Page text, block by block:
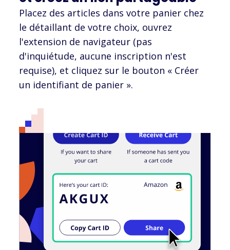
Placez des articles dans votre panier chez
le détaillant de votre choix, ouvrez
l'extension de navigateur (pas
d'inquiétude, aucune inscription n'est
requise), et cliquez sur le bouton « Créer
un identifiant de panier ».